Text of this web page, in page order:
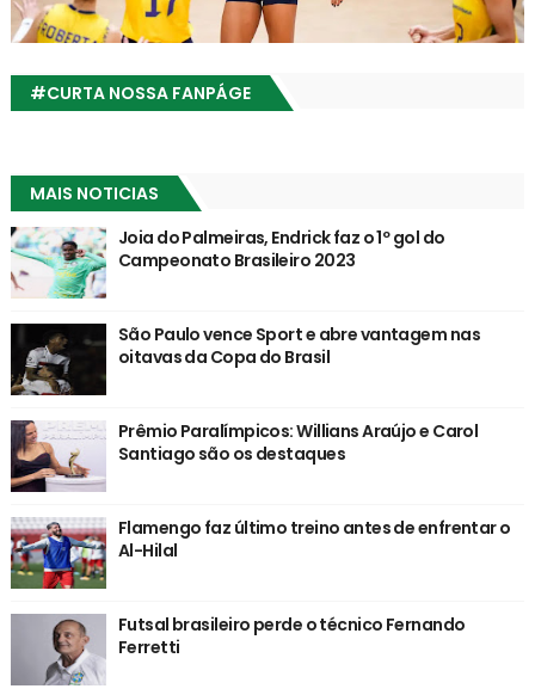
#CURTA NOSSA FANPÁGE
MAIS NOTICIAS
Joia do Palmeiras, Endrick faz o 1º gol do
Campeonato Brasileiro 2023
São Paulo vence Sport e abre vantagem nas
oitavas da Copa do Brasil
Prêmio Paralímpicos: Willians Araújo e Carol
Santiago são os destaques
Flamengo faz último treino antes de enfrentar o
Al-Hilal
Futsal brasileiro perde o técnico Fernando
Ferretti